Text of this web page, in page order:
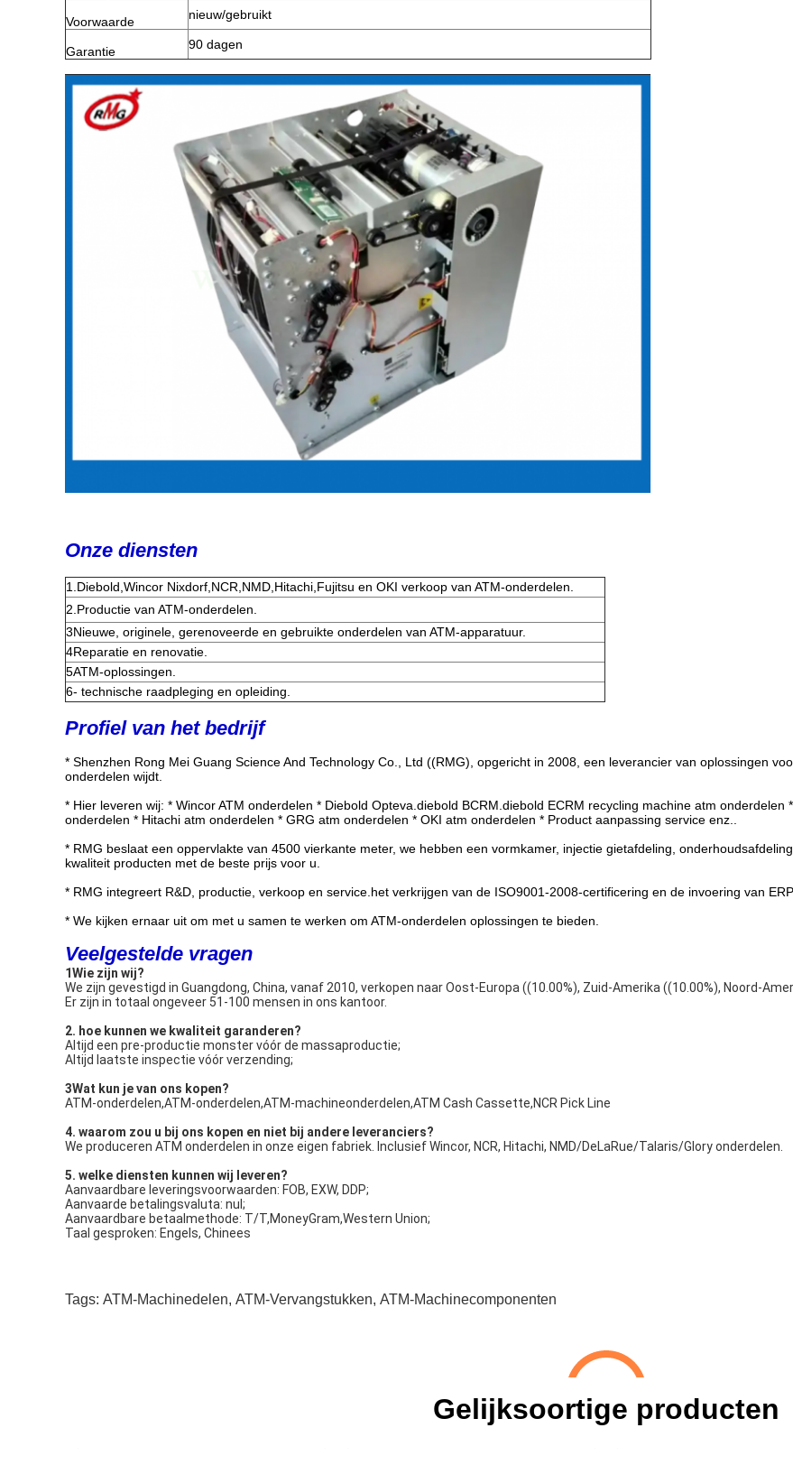
Voorwaarde nieuw/gebruikt
Garantie 90 dagen
Onze diensten
1.Diebold,Wincor Nixdorf,NCR,NMD,Hitachi,Fujitsu en OKI verkoop van ATM-onderdelen.
2 Productie van ATM-onderdelen.
3Nieuwe, originele, gerenoveerde en gebruikte onderdelen van ATM-apparatuur.
4Reparatie en renovatie.
5ATM-oplossingen.
6- technische raadpleging en opleiding.
Profiel van het bedrijf
* Shenzhen Rong Mei Guang Science And Technology Co., Ltd ((RMG), opgericht in 2008, een leverancier van oplossingen
onderdelen wijdt.
* Hier leveren wij: * Wincor ATM onderdelen * Diebold Opteva.diebold BCRM.diebold ECRM recycling machine atm
onderdelen * Hitachi atm onderdelen * GRG atm onderdelen * OKI atm onderdelen * Product aanpassing service enz..
* RMG beslaat een oppervlakte van 4500 vierkante meter, we hebben een vormkamer, injectie gietafdeling,
kwaliteit producten met de beste prijs voor u.
* RMG integreert R&D, productie, verkoop en service.het verkrijgen van de ISO9001-2008-certificering en de invoering van
* We kijken ernaar uit om met u samen te werken om ATM-onderdelen oplossingen te bieden.
Veelgestelde vragen
1Wie zijn wij?
We zijn gevestigd in Guangdong, China, vanaf 2010, verkopen naar Oost-Europa ((10.00%), Zuid-Amerika ((10.00%), Noord-
Er zijn in totaal ongeveer 51-100 mensen in ons kantoor.
2. hoe kunnen we kwaliteit garanderen?
Altijd een pre-productie monster vóór de massaproductie;
Altijd laatste inspectie vóór verzending;
3Wat kun je van ons kopen?
ATM-onderdelen,ATM-onderdelen,ATM-machineonderdelen,ATM Cash Cassette,NCR Pick Line
4. waarom zou u bij ons kopen en niet bij andere leveranciers?
We produceren ATM onderdelen in onze eigen fabriek. Inclusief Wincor, NCR, Hitachi, NMD/DeLaRue/Talaris/Glory onderdelen.
5. welke diensten kunnen wij leveren?
Aanvaardbare leveringsvoorwaarden: FOB, EXW, DDP;
Aanvaarde betalingsvaluta: nul;
Aanvaardbare betaalmethode: T/T,MoneyGram,Western Union;
Taal gesproken: Engels, Chinees
Tags: ATM-Machinedelen, ATM-Vervangstukken, ATM-Machinecomponenten
Gelijksoortige producten